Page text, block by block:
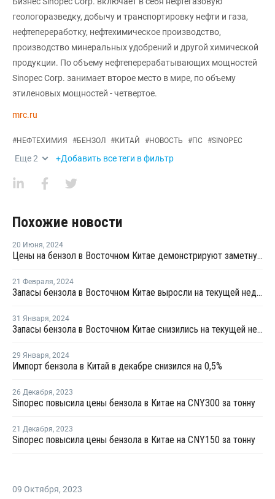
геологоразведку, добычу и транспортировку нефти и газа,
нефтепереработку, нефтехимическое производство,
производство минеральных удобрений и другой химической
продукции. По объему нефтеперерабатывающих мощностей
Sinopec Corp. занимает второе место в мире, по объему
этиленовых мощностей - четвертое.
mrc.ru
#НЕФТЕХИМИЯ #БЕНЗОЛ #КИТАЙ #НОВОСТЬ #ПС #SINOPEC
Еще2 +Добавить все теги в фильтр
Похожие новости
20 Июня, 2024
Цены на бензол в Восточном Китае демонстрируют заметную тенденцию к росту
21 Февраля, 2024
Запасы бензола в Восточном Китае выросли на текущей неделе
31 Января, 2024
Запасы бензола в Восточном Китае снизились на текущей неделе
29 Января, 2024
Импорт бензола в Китай в декабре снизился на 0,5%
26 Декабря, 2023
Sinopec повысила цены бензола в Китае на CNY300 за тонну
21 Декабря, 2023
Sinopec повысила цены бензола в Китае на CNY150 за тонну
09 Октября, 2023